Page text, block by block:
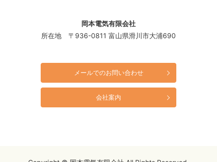
岡本電気有限会社
所在地 〒936-0811 富山県滑川市大浦690
メールでのお問い合わせ
会社案内